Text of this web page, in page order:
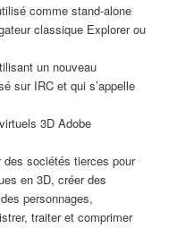
comme stand-alone
classique Explorer ou
un nouveau
sur IRC et qui s’appelle
3D Adobe
des sociétés tierces pour
en 3D, créer des
personnages,
traiter et comprimer